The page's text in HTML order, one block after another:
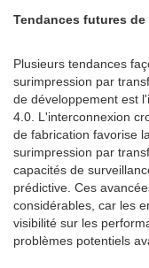
Tendances futures
Plusieurs tendances
surimpression par
de développement est
4.0. L'interconnexion
de fabrication favorise
surimpression par
capacités de
prédictive. Ces
considérables, car les
visibilité sur les
problèmes potentiels